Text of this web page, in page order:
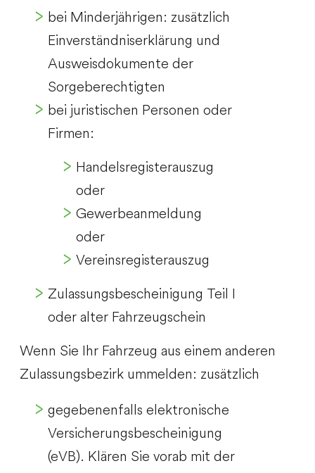
bei Minderjährigen: zusätzlich
Einverständniserklärung und
Ausweisdokumente der
Sorgeberechtigten
bei juristischen Personen oder
Firmen:
Handelsregisterauszug
oder
Gewerbeanmeldung
oder
Vereinsregisterauszug
Zulassungsbescheinigung Teil I
oder alter Fahrzeugschein
Wenn Sie Ihr Fahrzeug aus einem anderen
Zulassungsbezirk ummelden: zusätzlich
gegebenenfalls elektronische
Versicherungsbescheinigung
(eVB). Klären Sie vorab mit der